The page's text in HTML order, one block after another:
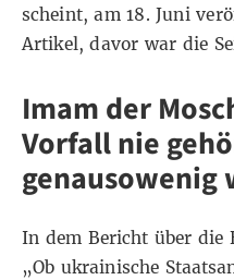
scheint, am 18. Juni
Artikel, davor war die
Imam der
Vorfall nie
genausowenig
In dem Bericht über die
„Ob ukrainische